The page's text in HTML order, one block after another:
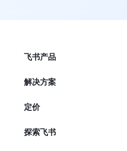
飞书产品
解决方案
定价
探索飞书